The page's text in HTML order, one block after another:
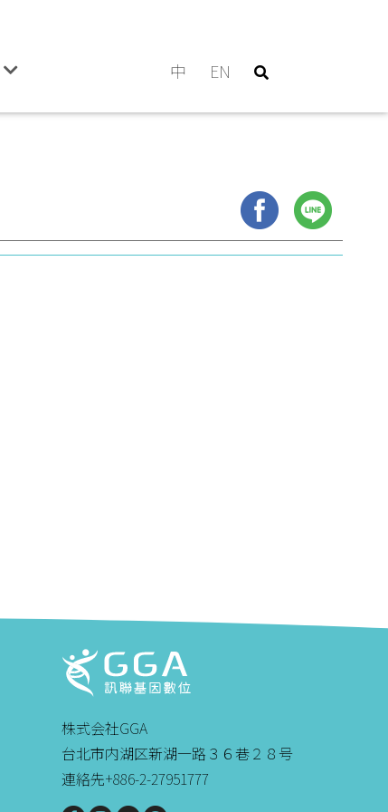
中 EN
株式会社GGA
台北市内湖区新湖一路３６巷２８号
連絡先+886-2-27951777